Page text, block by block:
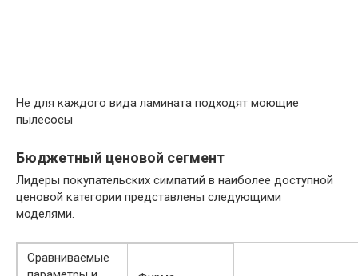
Не для каждого вида ламината подходят моющие
пылесосы
Бюджетный ценовой сегмент
Лидеры покупательских симпатий в наиболее доступной
ценовой категории представлены следующими
моделями.
Сравниваемые